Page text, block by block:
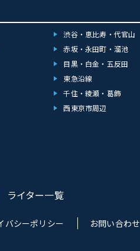
渋谷・恵比寿・代官山
赤坂・永田町・溜池
目黒・白金・五反田
東急沿線
千住・綾瀬・葛飾
西東京市周辺
ライター一覧
バシーポリシー お問い合わせ